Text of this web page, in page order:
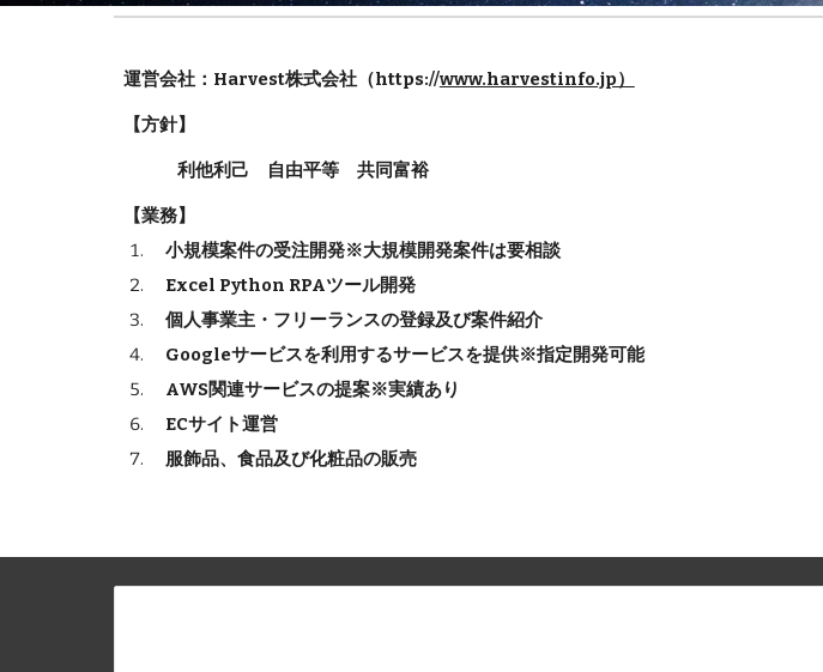
運営会社：Harvest株式会社（https://www.harvestinfo.jp）
【方針】
利他利己 自由平等 共同富裕
【業務】
小規模案件の受注開発※大規模開発案件は要相談
Excel Python RPAツール開発
個人事業主・フリーランスの登録及び案件紹介
Googleサービスを利用するサービスを提供※指定開発可能
AWS関連サービスの提案※実績あり
ECサイト運営
服飾品、食品及び化粧品の販売